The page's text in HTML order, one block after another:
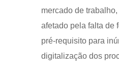
mercado de
afetado pela falta de
pré-requisito para
digitalização dos